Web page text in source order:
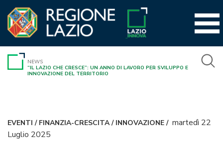
contenuto
NEWS
“IL LAZIO CHE CRESCE”: UN ANNO DI LAVORO PER SVILUPPO E
INNOVAZIONE DEL TERRITORIO
EVENTI / FINANZIA-CRESCITA/ INNOVAZIONE/ martedì 22
Luglio 2025